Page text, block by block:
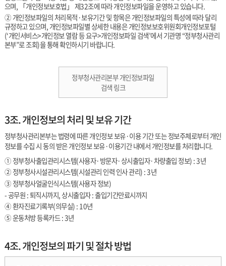
으며, 「개인정보보호법」 제32조에 따라 개인정보파일을 운영하고 있습니다.
② 개인정보파일의 처리목적·보유기간 및 항목은 개인정보파일의 특성에 따라 달리
규정하고 있으며, 개인정보파일별 상세한 내용은 개인정보보호위원회개인정보포털
(‘개인서비스>개인정보 열람 등 요구>개인정보파일 검색’에서 기관명 “정부청사관리
본부”로 조회)을 통해 확인하시기 바랍니다.
정부청사관리본부 개인정보파일
검색 링크
3조. 개인정보의 처리 및 보유 기간
정부청사관리본부는 법령에 따른 개인정보 보유·이용 기간 또는 정보주체로부터 개인
정보를 수집 시 동의 받은 개인정보 보유·이용기간 내에서 개인정보를 처리합니다.
① 정부청사출입관리시스템(사용자·방문자·상시출입자·차량출입 정보) : 3년
② 정부청사시설관리시스템(시설관리 인력 인사 관리) : 3년
③ 정부청사얼굴인식시스템(사용자 정보)
- 공무원 : 퇴직시까지, 상시출입자 : 출입기간만료시까지
④ 환자진료기록부(의무실) : 10년
⑤ 운동처방 등록카드 : 3년
4조. 개인정보의 파기 및 절차 방법